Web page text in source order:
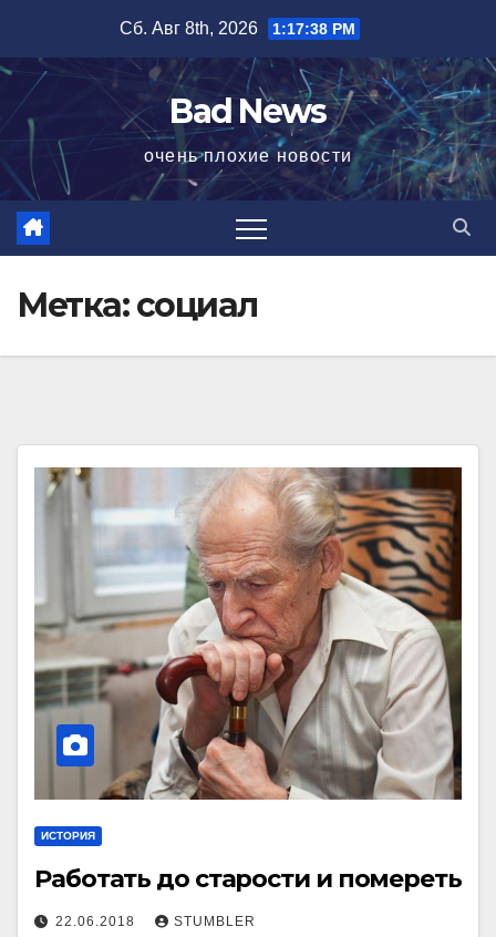
содержимому
Сб. Авг 8th, 2026 1:17:39 PM
Bad News
очень плохие новости
Метка:социал
ИСТОРИЯ
Работать до старости и помереть
22.06.2018 STUMBLER